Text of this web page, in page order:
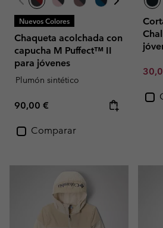
Nuevos Colores
Chaqueta acolchada con
capucha M Puffect™ II
para jóvenes
Plumón sintético
Regular price:
90,00 €
Comparar